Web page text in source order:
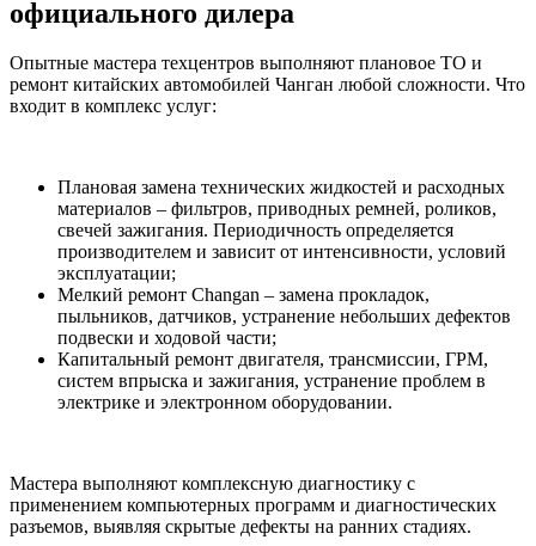
официального дилера
Опытные мастера техцентров выполняют плановое ТО и
ремонт китайских автомобилей Чанган любой сложности. Что
входит в комплекс услуг:
Плановая замена технических жидкостей и расходных
материалов – фильтров, приводных ремней, роликов,
свечей зажигания. Периодичность определяется
производителем и зависит от интенсивности, условий
эксплуатации;
Мелкий ремонт Changan – замена прокладок,
пыльников, датчиков, устранение небольших дефектов
подвески и ходовой части;
Капитальный ремонт двигателя, трансмиссии, ГРМ,
систем впрыска и зажигания, устранение проблем в
электрике и электронном оборудовании.
Мастера выполняют комплексную диагностику с
применением компьютерных программ и диагностических
разъемов, выявляя скрытые дефекты на ранних стадиях.